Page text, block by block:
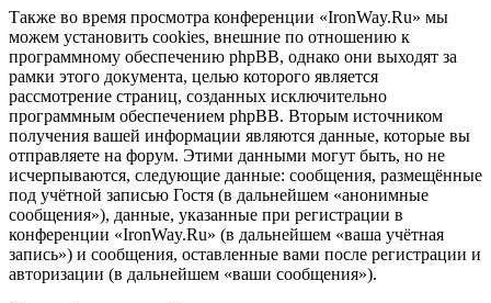
Также во время просмотра конференции «IronWay.Ru» мы
можем установить cookies, внешние по отношению к
программному обеспечению phpBB, однако они выходят за
рамки этого документа, целью которого является
рассмотрение страниц, созданных исключительно
программным обеспечением phpBB. Вторым источником
получения вашей информации являются данные, которые вы
отправляете на форум. Этими данными могут быть, но не
исчерпываются, следующие данные: сообщения, размещённые
под учётной записью Гостя (в дальнейшем «анонимные
сообщения»), данные, указанные при регистрации в
конференции «IronWay.Ru» (в дальнейшем «ваша учётная
запись») и сообщения, оставленные вами после регистрации и
авторизации (в дальнейшем «ваши сообщения»).